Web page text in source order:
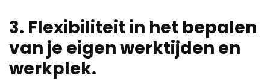
3. Flexibiliteit in het bepalen
van je eigen werktijden en
werkplek.